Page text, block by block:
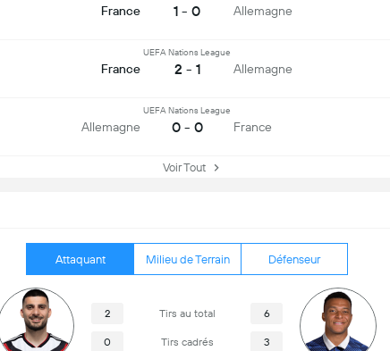
Attaquant Milieu de Terrain Défenseur
2 Tirs au total 6
0 Tirs cadrés 3
France 1 - 0 Allemagne
France
UEFA Nations League
2 - 1 Allemagne
Allemagne
UEFA Nations League
0 - 0 France
Voir Tout